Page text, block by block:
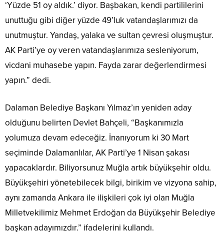
‘Yüzde 51 oy aldık.’ diyor. Başbakan, kendi partililerini
unuttuğu gibi diğer yüzde 49’luk vatandaşlarımızı da
unutmuştur. Yandaş, yalaka ve sultan çevresi oluşmuştur.
AK Parti’ye oy veren vatandaşlarımıza sesleniyorum,
vicdani muhasebe yapın. Fayda zarar değerlendirmesi
yapın.” dedi.
Dalaman Belediye Başkanı Yılmaz’ın yeniden aday
olduğunu belirten Devlet Bahçeli, “Başkanımızla
yolumuza devam edeceğiz. İnanıyorum ki 30 Mart
seçiminde Dalamanlılar, AK Parti’ye 1 Nisan şakası
yapacaklardır. Biliyorsunuz Muğla artık büyükşehir oldu.
Büyükşehiri yönetebilecek bilgi, birikim ve vizyona sahip,
aynı zamanda Ankara ile ilişkileri çok iyi olan Muğla
Milletvekilimiz Mehmet Erdoğan da Büyükşehir Belediye
başkan adayımızdır.” ifadelerini kullandı.